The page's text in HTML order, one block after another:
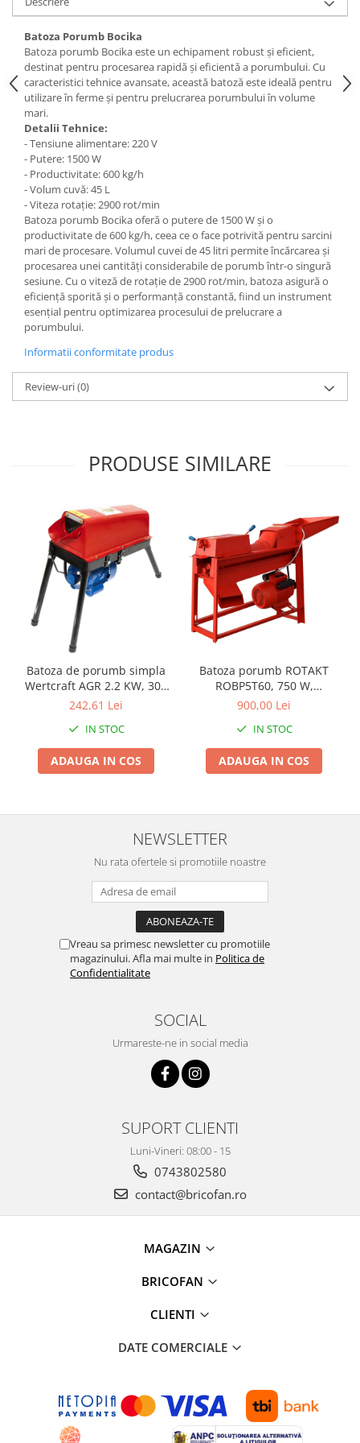
Tractoraș de tuns gazonul
Incubatoare, oparitoare si
deplumatoare
Echipamente pentru animale
Aparate de tuns animale
Piese si accesorii aparate de tuns
animale
Tarcuri animale
Semanatori
Masini batut stalpi si accesorii
Roabe & accesorii
Casute gradina si cutii depozitare
Mobilier gradina
Corturi, Prelate si plase de
umbrire
Lopeti zapada
Zdrobitoare si teascuri
Teascuri
Zdrobitoare manuale
Articole antidaunatori gradina
Sere si solarii
Suflante si aspiratoare exterior
Unelte altoit
Unelte manuale de gradina -
Folie si plase pt plante
Masini de maturat manuale
Masini batut stalpi
Pentru Casa si Camping
Aragaze, plite, piese butelii de
Butelii
Pirostrii si accesorii pentru gatit
Plite & aragaze
Iluminat & electrice
Prelungitoare & cabluri electrice
Coliere plastic
Lumina de crestere pentru plante
Proiectoare & lampi de lucru
Aparate de spalat cu presiune si
accesorii
Accesorii aparatele de spalat cu
Aparate de spalat cu presiune
Articole si accesorii pentru baie
Baterii electrice
Baterii lavoar
Batoza Porumb Bocika
Batoza porumb Bocika este un echipament robust și eficient,
destinat pentru procesarea rapidă și eficientă a porumbului. Cu
caracteristici tehnice avansate, această batoză este ideală pentru
utilizare în ferme și pentru prelucrarea porumbului în volume
mari.
Detalii Tehnice:
- Tensiune alimentare: 220 V
- Putere: 1500 W
- Productivitate: 600 kg/h
- Volum cuvă: 45 L
- Viteza rotație: 2900 rot/min
Batoza porumb Bocika oferă o putere de 1500 W și o
productivitate de 600 kg/h, ceea ce o face potrivită pentru sarcini
mari de procesare. Volumul cuvei de 45 litri permite încărcarea și
procesarea unei cantități considerabile de porumb într-o singură
sesiune. Cu o viteză de rotație de 2900 rot/min, batoza asigură o
eficiență sporită și o performanță constantă, fiind un instrument
esențial pentru optimizarea procesului de prelucrare a
porumbului.
Informatii conformitate produs
Review-uri(0)
PRODUSE SIMILARE
Batoza de porumb simpla
Wertcraft AGR 2.2 KW, 300
kg/h
242,61 Lei
IN STOC
ADAUGA IN COS
Batoza porumb ROTAKT
ROBP5T60, 750 W,
Productivitate de 1000
900,00 Lei
IN STOC
ADAUGA IN COS
NEWSLETTER
Nu rata ofertele si promotiile noastre
Vreau sa primesc newsletter cu promotiile
magazinului. Afla mai multe in Politica de
Confidentialitate
SOCIAL
Urmareste-ne in social media
SUPORT CLIENTI
Luni-Vineri: 08:00 - 15
0743802580
contact@bricofan.ro
MAGAZIN
BRICOFAN
CLIENTI
DATE COMERCIALE